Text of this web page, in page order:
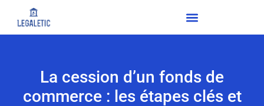
La cession d’un fonds de
commerce : les étapes clés et